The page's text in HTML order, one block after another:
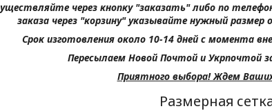
через кнопку "заказать" либо по
заказа через "корзину" указывайте нужный размер
Срок изготовления около 10-14 дней с момента
Пересылаем Новой Почтой и Укрпочтой
Приятного выбора! Ждем
Размерная